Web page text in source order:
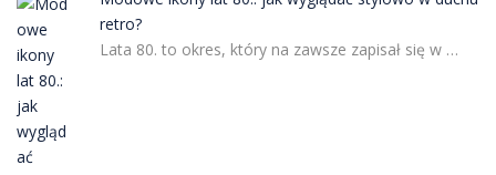
retro?
Lata 80. to okres, który na zawsze zapisał się w …